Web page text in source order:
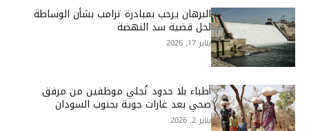
البرهان يرحب بمبادرة ترامب بشأن الوساطة
لحل قضية سد النهضة
يناير 17, 2026
أطباء بلا حدود تُجلي موظفين من مرفق
صحي بعد غارات جوية بجنوب السودان
يناير 2, 2026